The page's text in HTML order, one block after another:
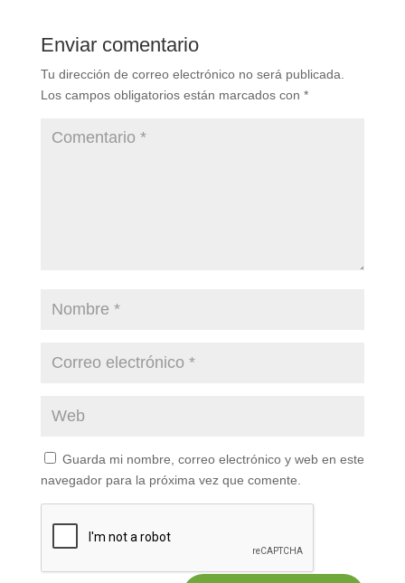
Enviar comentario
Tu dirección de correo electrónico no será publicada.
Los campos obligatorios están marcados con *
Guarda mi nombre, correo electrónico y web en este
navegador para la próxima vez que comente.